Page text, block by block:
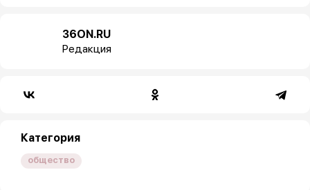
36ON.RU
Редакция
Категория
общество